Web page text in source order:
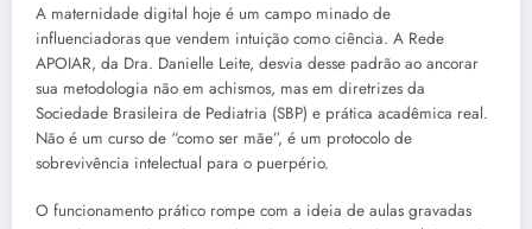
A maternidade digital hoje é um campo minado de
influenciadoras que vendem intuição como ciência. A Rede
APOIAR, da Dra. Danielle Leite, desvia desse padrão ao ancorar
sua metodologia não em achismos, mas em diretrizes da
Sociedade Brasileira de Pediatria (SBP) e prática acadêmica real.
Não é um curso de “como ser mãe”, é um protocolo de
sobrevivência intelectual para o puerpério.
O funcionamento prático rompe com a ideia de aulas gravadas